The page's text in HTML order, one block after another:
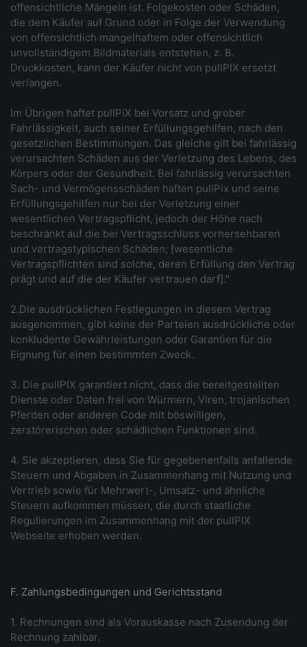
offensichtliche Mängeln ist. Folgekosten oder Schäden,
die dem Käufer auf Grund oder in Folge der Verwendung
von offensichtlich mangelhaftem oder offensichtlich
unvollständigem Bildmaterials entstehen, z. B.
Druckkosten, kann der Käufer nicht von pullPIX ersetzt
verlangen.
Im Übrigen haftet pullPiX bei Vorsatz und grober
Fahrlässigkeit, auch seiner Erfüllungsgehilfen, nach den
gesetzlichen Bestimmungen. Das gleiche gilt bei fahrlässig
verursachten Schäden aus der Verletzung des Lebens, des
Körpers oder der Gesundheit. Bei fahrlässig verursachten
Sach- und Vermögensschäden haften pullPix und seine
Erfüllungsgehilfen nur bei der Verletzung einer
wesentlichen Vertragspflicht, jedoch der Höhe nach
beschränkt auf die bei Vertragsschluss vorhersehbaren
und vertragstypischen Schäden; [wesentliche
Vertragspflichten sind solche, deren Erfüllung den Vertrag
prägt und auf die der Käufer vertrauen darf]."
2.Die ausdrücklichen Festlegungen in diesem Vertrag
ausgenommen, gibt keine der Parteien ausdrückliche oder
konkludente Gewährleistungen oder Garantien für die
Eignung für einen bestimmten Zweck.
3. Die pullPIX garantiert nicht, dass die bereitgestellten
Dienste oder Daten frei von Würmern, Viren, trojanischen
Pferden oder anderen Code mit böswilligen,
zerstörerischen oder schädlichen Funktionen sind.
4. Sie akzeptieren, dass Sie für gegebenenfalls anfallende
Steuern und Abgaben in Zusammenhang mit Nutzung und
Vertrieb sowie für Mehrwert-, Umsatz- und ähnliche
Steuern aufkommen müssen, die durch staatliche
Regulierungen im Zusammenhang mit der pullPIX
Webseite erhoben werden.
F. Zahlungsbedingungen und Gerichtsstand
1. Rechnungen sind als Vorauskasse nach Zusendung der
Rechnung zahlbar.